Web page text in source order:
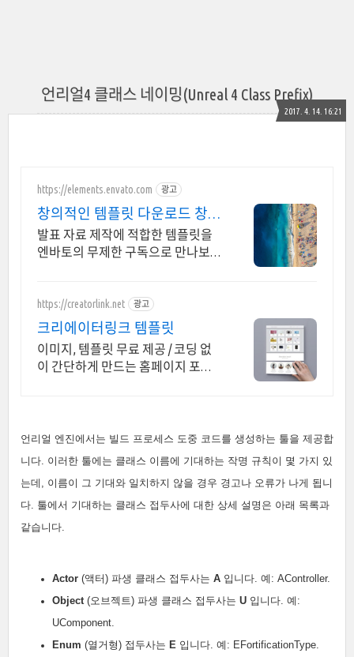
언리얼4 클래스 네이밍(Unreal 4 Class Prefix)
2017. 4. 14. 16:21
https://elements.envato.com 광고
창의적인 템플릿 다운로드 창의
성을 채우는 아카이브
발표 자료 제작에 적합한 템플릿을
엔바토의 무제한 구독으로 만나보세
https://creatorlink.net 광고
크리에이터링크 템플릿
이미지, 템플릿 무료 제공 / 코딩 없
이 간단하게 만드는 홈페이지 포트
언리얼 엔진에서는 빌드 프로세스 도중 코드를 생성하는 툴을 제공합
니다. 이러한 툴에는 클래스 이름에 기대하는 작명 규칙이 몇 가지 있
는데, 이름이 그 기대와 일치하지 않을 경우 경고나 오류가 나게 됩니
다. 툴에서 기대하는 클래스 접두사에 대한 상세 설명은 아래 목록과
같습니다.
Actor (액터) 파생 클래스 접두사는 A 입니다. 예: AController.
Object(오브젝트) 파생 클래스 접두사는 U 입니다. 예:
UComponent.
Enum (열거형) 접두사는 E 입니다. 예: EFortificationType.